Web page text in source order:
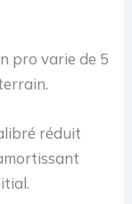
pro varie de 5
réduit